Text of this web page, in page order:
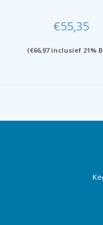
€55,35
(€66,97inclusief 21%